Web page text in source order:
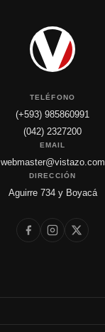
TELÉFONO
(+593) 985860991
(042) 2327200
EMAIL
webmaster@vistazo.com
DIRECCIÓN
Aguirre 734 y Boyacá